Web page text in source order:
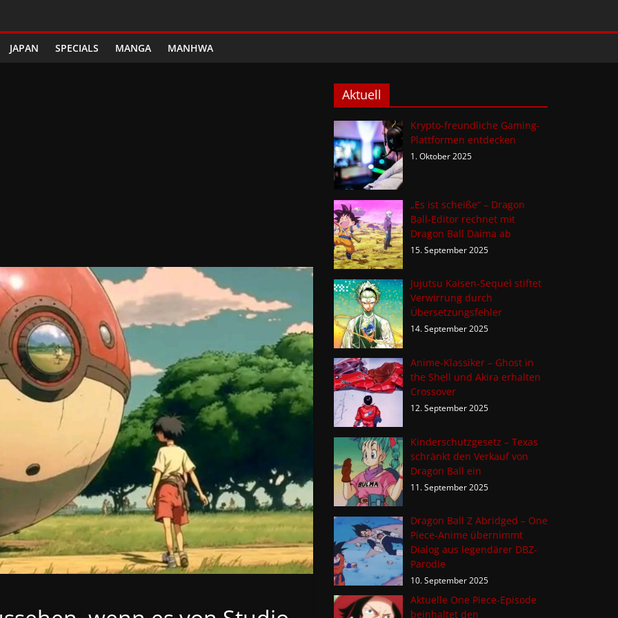
JAPAN SPECIALS MANGA MANHWA
Aktuell
Krypto-freundliche Gaming-
Plattformen entdecken
1. Oktober 2025
„Es ist scheiße“ – Dragon
Ball-Editor rechnet mit
Dragon Ball Daima ab
15. September 2025
Jujutsu Kaisen-Sequel stiftet
Verwirrung durch
Übersetzungsfehler
14. September 2025
Anime-Klassiker – Ghost in
the Shell und Akira erhalten
Crossover
12. September 2025
Kinderschutzgesetz – Texas
schränkt den Verkauf von
Dragon Ball ein
11. September 2025
Dragon Ball Z Abridged – One
Piece-Anime übernimmt
Dialog aus legendärer DBZ-
Parodie
10. September 2025
Aktuelle One Piece-Episode
beinhaltet den